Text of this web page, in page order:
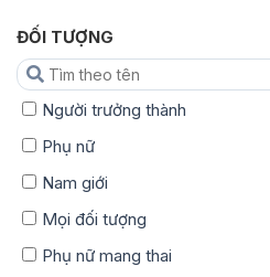
ĐỐI TƯỢNG
Người trưởng thành
Phụ nữ
Nam giới
Mọi đối tượng
Phụ nữ mang thai